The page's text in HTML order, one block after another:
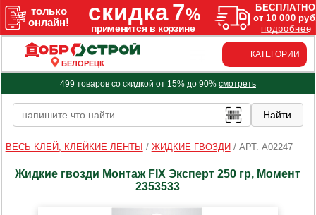
БЕЛОРЕЦК
КАТЕГОРИИ
499 товаров со скидкой от 15% до 90% смотреть
ВЕСЬ КЛЕЙ, КЛЕЙКИЕ ЛЕНТЫ / ЖИДКИЕ ГВОЗДИ / АРТ. A02247
Жидкие гвозди Монтаж FIX Эксперт 250 гр, Момент
2353533